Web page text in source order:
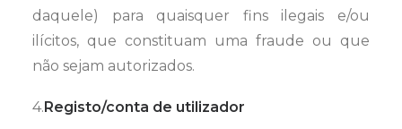
daquele) para quaisquer fins ilegais e/ou
ilícitos, que constituam uma fraude ou que
não sejam autorizados.
4.Registo/conta de utilizador